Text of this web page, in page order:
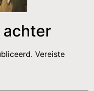
achter
Vereiste